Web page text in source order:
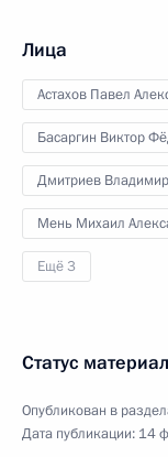
Лица
Астахов Павел
Басаргин Виктор
Дмитриев
Мень Михаил
Ещё 3
Статус
Опубликован в
Дата публикации: 14